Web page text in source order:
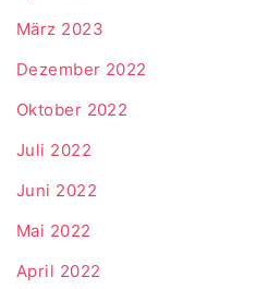
März 2023
Dezember 2022
Oktober 2022
Juli 2022
Juni 2022
Mai 2022
April 2022